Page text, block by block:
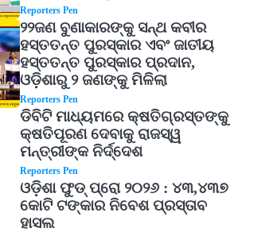
Reporters Pen
୨୨ଜଣ ବୁଣାକାରଙ୍କୁ ସନ୍ଥ କବୀର
ହସ୍ତତନ୍ତ ପୁରସ୍କାର ଏବଂ ଜାତୀୟ
ହସ୍ତତନ୍ତ ପୁରସ୍କାର ପ୍ରଦାନ,
ଓଡ଼ିଶାରୁ ୨ ଜଣଙ୍କୁ ମିଳିଲା
Reporters Pen
ଡିବିଟି ମାଧ୍ୟମରେ କ୍ଷତିଗ୍ରସ୍ତଙ୍କୁ
କ୍ଷତିପୂରଣ ଦେବାକୁ ରାଜସ୍ୱ
ମନ୍ତ୍ରୀଙ୍କ ନିର୍ଦ୍ଦେଶ
Reporters Pen
ଓଡ଼ିଶା ଫୁଡ୍ ପ୍ରୋ ୨୦୨୬ : ୪୩,୪୩୭
କୋଟି ଟଙ୍କାର ନିବେଶ ପ୍ରସ୍ତାବ
ହାସଲ